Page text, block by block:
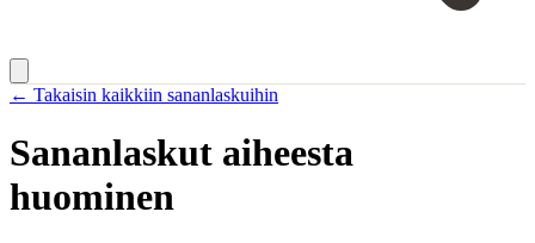
← Takaisin kaikkiin sananlaskuihin
Sananlaskut aiheesta
huominen